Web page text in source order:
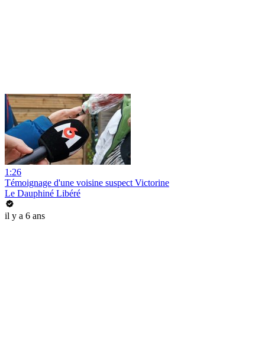
1:26
Témoignage d'une voisine suspect Victorine
Le Dauphiné Libéré
il y a 6 ans